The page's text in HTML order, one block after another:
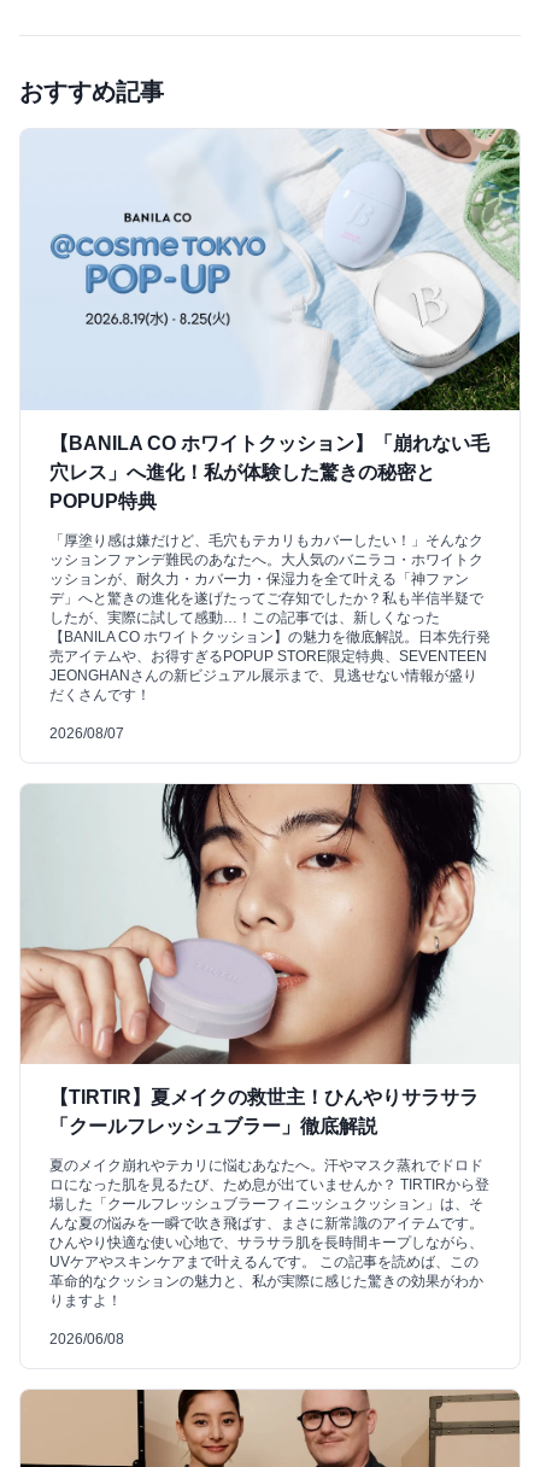
おすすめ記事
【BANILA CO ホワイトクッション】「崩れない毛
穴レス」へ進化！私が体験した驚きの秘密と
POPUP特典
「厚塗り感は嫌だけど、毛穴もテカリもカバーしたい！」そんなク
ッションファンデ難民のあなたへ。大人気のバニラコ・ホワイトク
ッションが、耐久力・カバー力・保湿力を全て叶える「神ファン
デ」へと驚きの進化を遂げたってご存知でしたか？私も半信半疑で
したが、実際に試して感動…！この記事では、新しくなった
【BANILA CO ホワイトクッション】の魅力を徹底解説。日本先行発
売アイテムや、お得すぎるPOPUP STORE限定特典、SEVENTEEN
JEONGHANさんの新ビジュアル展示まで、見逃せない情報が盛り
だくさんです！
2026/08/07
【TIRTIR】夏メイクの救世主！ひんやりサラサラ
「クールフレッシュブラー」徹底解説
夏のメイク崩れやテカリに悩むあなたへ。汗やマスク蒸れでドロド
ロになった肌を見るたび、ため息が出ていませんか？ TIRTIRから登
場した「クールフレッシュブラーフィニッシュクッション」は、そ
んな夏の悩みを一瞬で吹き飛ばす、まさに新常識のアイテムです。
ひんやり快適な使い心地で、サラサラ肌を長時間キープしながら、
UVケアやスキンケアまで叶えるんです。 この記事を読めば、この
革命的なクッションの魅力と、私が実際に感じた驚きの効果がわか
りますよ！
2026/06/08